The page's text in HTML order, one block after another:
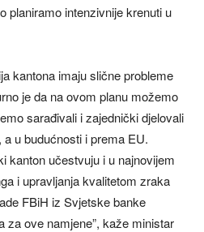
planiramo intenzivnije krenuti u
kantona imaju slične probleme
je da na ovom planu možemo
sarađivali i zajednički djelovali
u budućnosti i prema EU.
kanton učestvuju i u najnovijem
i upravljanja kvalitetom zraka
FBiH iz Svjetske banke
za ove namjene”, kaže ministar